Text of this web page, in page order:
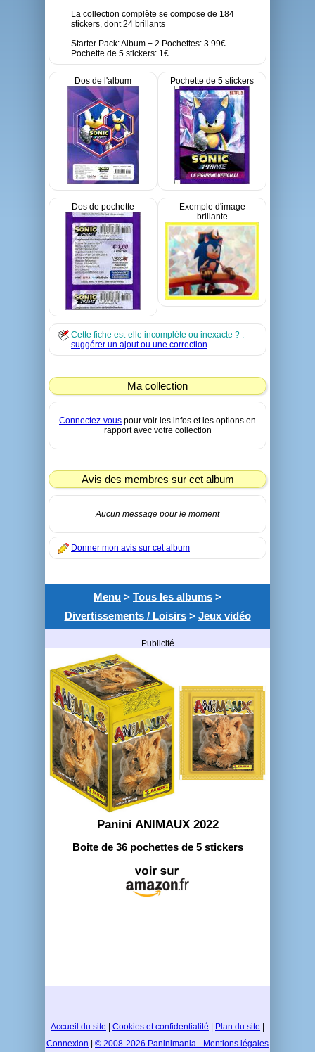
La collection complète se compose de 184
stickers, dont 24 brillants
Starter Pack: Album + 2 Pochettes: 3.99€
Pochette de 5 stickers: 1€
Dos de l'album Pochette de 5 stickers
Dos de pochette
Exemple d'image
brillante
Cette fiche est-elle incomplète ou inexacte ? :
suggérer un ajout ou une correction
Ma collection
Connectez-vous pour voir les infos et les options en
rapport avec votre collection
Avis des membres sur cet album
Aucun message pour le moment
Donner mon avis sur cet album
Menu > Tous les albums >
Divertissements / Loisirs> Jeux vidéo
Publicité
Panini ANIMAUX 2022
Boite de 36 pochettes de 5 stickers
Accueil du site Cookies et confidentialité Plan du site
Connexion
© 2008-2026 Paninimania - Mentions légales